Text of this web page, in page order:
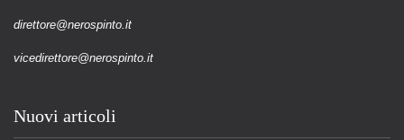
direttore@nerospinto.it
vicedirettore@nerospinto.it
Nuovi articoli